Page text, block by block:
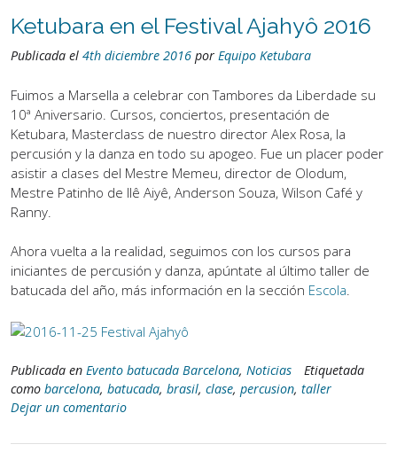
Ketubara en el Festival Ajahyô 2016
Publicada el 4th diciembre 2016 por Equipo Ketubara
Fuimos a Marsella a celebrar con Tambores da Liberdade su
10ª Aniversario. Cursos, conciertos, presentación de
Ketubara, Masterclass de nuestro director Alex Rosa, la
percusión y la danza en todo su apogeo. Fue un placer poder
asistir a clases del Mestre Memeu, director de Olodum,
Mestre Patinho de Ilê Aiyê, Anderson Souza, Wilson Café y
Ranny.
Ahora vuelta a la realidad, seguimos con los cursos para
iniciantes de percusión y danza, apúntate al último taller de
batucada del año, más información en la sección Escola.
Publicada en Evento batucada Barcelona, Noticias
Etiquetada
como barcelona, batucada, brasil, clase, percusion, taller
Dejar un comentario